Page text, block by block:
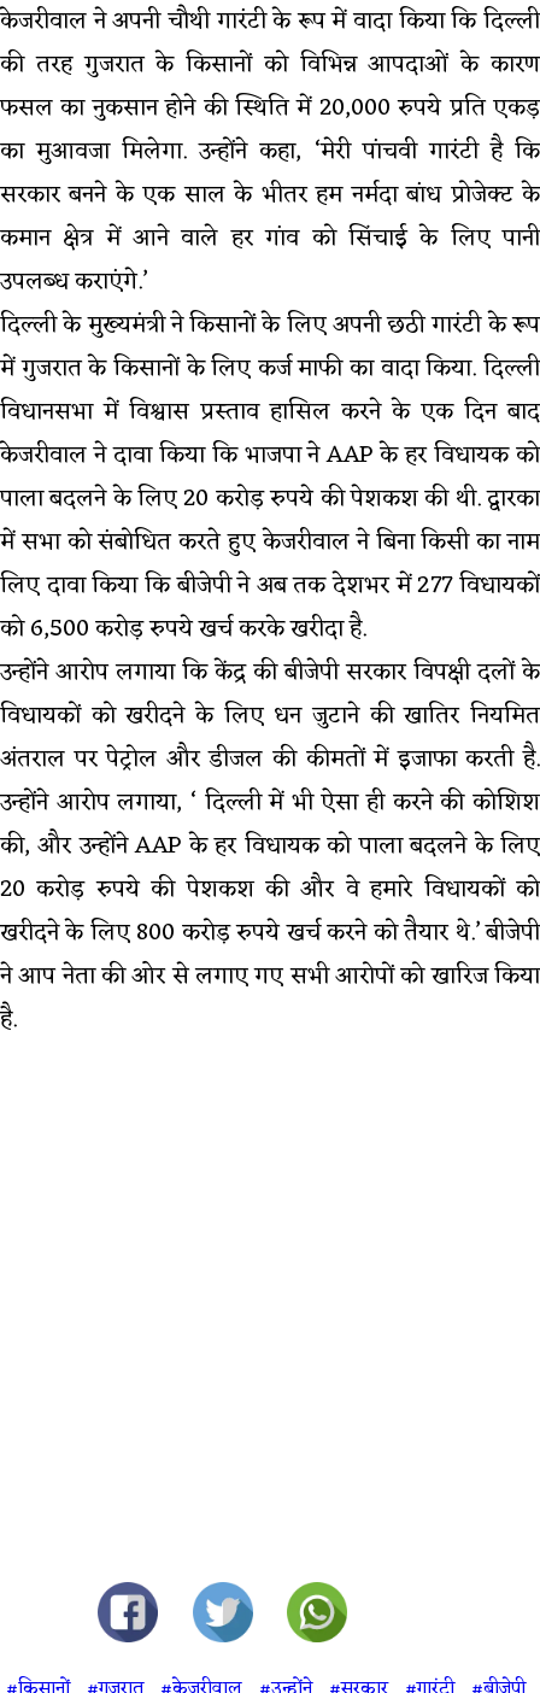
केजरीवाल ने अपनी चौथी गारंटी के रूप में वादा किया कि दिल्ली
की तरह गुजरात के किसानों को विभिन्न आपदाओं के कारण
फसल का नुकसान होने की स्थिति में 20,000 रुपये प्रति एकड़
का मुआवजा मिलेगा. उन्होंने कहा, ‘मेरी पांचवी गारंटी है कि
सरकार बनने के एक साल के भीतर हम नर्मदा बांध प्रोजेक्ट के
कमान क्षेत्र में आने वाले हर गांव को सिंचाई के लिए पानी
उपलब्ध कराएंगे.’
दिल्ली के मुख्यमंत्री ने किसानों के लिए अपनी छठी गारंटी के रूप
में गुजरात के किसानों के लिए कर्ज माफी का वादा किया. दिल्ली
विधानसभा में विश्वास प्रस्ताव हासिल करने के एक दिन बाद
केजरीवाल ने दावा किया कि भाजपा ने AAP के हर विधायक को
पाला बदलने के लिए 20 करोड़ रुपये की पेशकश की थी. द्वारका
में सभा को संबोधित करते हुए केजरीवाल ने बिना किसी का नाम
लिए दावा किया कि बीजेपी ने अब तक देशभर में 277 विधायकों
को 6,500 करोड़ रुपये खर्च करके खरीदा है.
उन्होंने आरोप लगाया कि केंद्र की बीजेपी सरकार विपक्षी दलों के
विधायकों को खरीदने के लिए धन जुटाने की खातिर नियमित
अंतराल पर पेट्रोल और डीजल की कीमतों में इजाफा करती है.
उन्होंने आरोप लगाया, ‘ दिल्ली में भी ऐसा ही करने की कोशिश
की, और उन्होंने AAP के हर विधायक को पाला बदलने के लिए
20 करोड़ रुपये की पेशकश की और वे हमारे विधायकों को
खरीदने के लिए 800 करोड़ रुपये खर्च करने को तैयार थे.’ बीजेपी
ने आप नेता की ओर से लगाए गए सभी आरोपों को खारिज किया
है.